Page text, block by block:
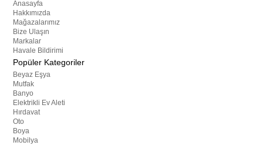
Anasayfa
Hakkımızda
Mağazalarımız
Bize Ulaşın
Markalar
Havale Bildirimi
Popüler Kategoriler
Beyaz Eşya
Mutfak
Banyo
Elektrikli Ev Aleti
Hırdavat
Oto
Boya
Mobilya